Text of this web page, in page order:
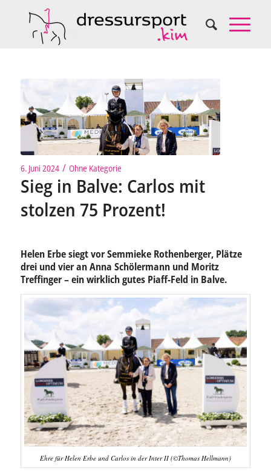
6. Juni 2024 / Ohne Kategorie
Sieg in Balve: Carlos mit
stolzen 75 Prozent!
Helen Erbe siegt vor Semmieke Rothenberger, Plätze
drei und vier an Anna Schölermann und Moritz
Treffinger – ein wirklich gutes Piaff-Feld in Balve.
Ehre für Helen Erbe und Carlos in der Inter II (©Thomas Hellmann)